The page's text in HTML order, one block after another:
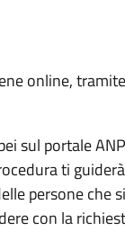
online,
sul portale
ti
persone che
con la